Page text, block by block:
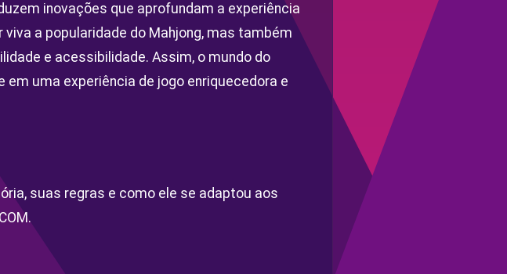
inovações que aprofundam a experiência
a popularidade do Mahjong, mas também
e acessibilidade. Assim, o mundo do
em uma experiência de jogo enriquecedora e
suas regras e como ele se adaptou aos